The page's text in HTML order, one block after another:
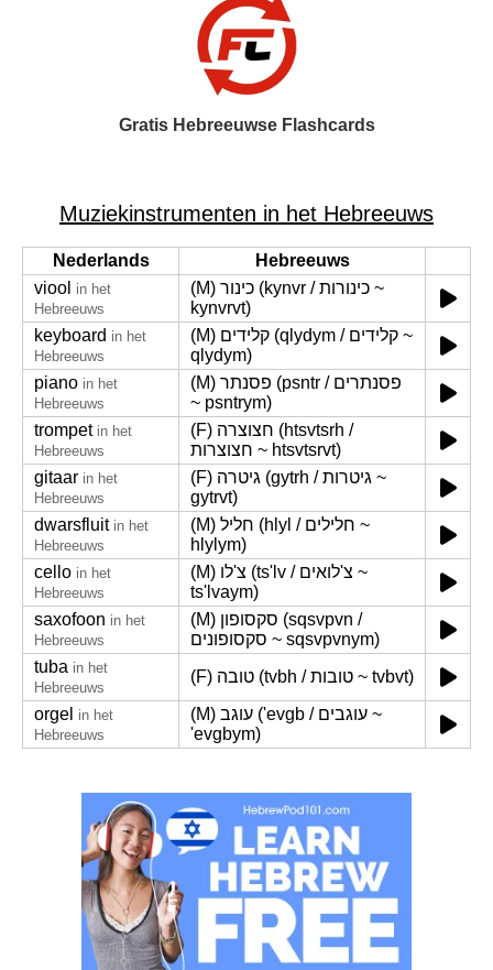
Gratis Hebreeuwse Flashcards
Muziekinstrumenten in het Hebreeuws
Nederlands
Hebreeuws
viool in het
Hebreeuws
(M) כינור (kynvr / כינורות ~
kynvrvt)
keyboard in het
Hebreeuws
(M) קלידים (qlydym / קלידים ~
qlydym)
piano in het
Hebreeuws
(M) פסנתר (psntr / פסנתרים
~ psntrym)
trompet in het
Hebreeuws
(F) חצוצרה (htsvtsrh /
חצוצרות ~ htsvtsrvt)
gitaar in het
Hebreeuws
(F) גיטרה (gytrh / גיטרות ~
gytrvt)
dwarsfluit in het
Hebreeuws
(M) חליל (hlyl / חלילים ~
hlylym)
cello in het
Hebreeuws
(M) צ'לו (ts'lv / צ'לואים ~
ts'lvaym)
saxofoon in het
Hebreeuws
(M) סקסופון (sqsvpvn /
סקסופונים ~ sqsvpvnym)
tuba in het
Hebreeuws
(F) טובה (tvbh / טובות ~ tvbvt)
orgel in het
Hebreeuws
(M) עוגב ('evgb / עוגבים ~
'evgbym)